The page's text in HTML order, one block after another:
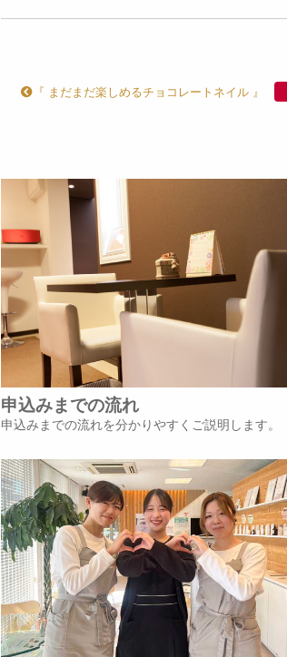
『 まだまだ楽しめるチョコレートネイル 』
申込みまでの流れ
申込みまでの流れを分かりやすくご説明します。